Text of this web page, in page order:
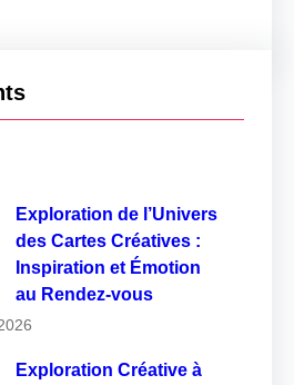
Exploration de l’Univers
des Cartes Créatives :
Inspiration et Émotion
au Rendez-vous
Exploration Créative à